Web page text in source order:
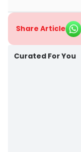
Share Article
Curated For You